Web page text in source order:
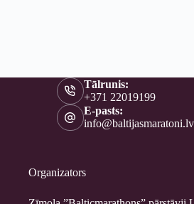
Tālrunis:
+371 22019199
E-pasts:
info@baltijasmaratoni.lv
Organizators